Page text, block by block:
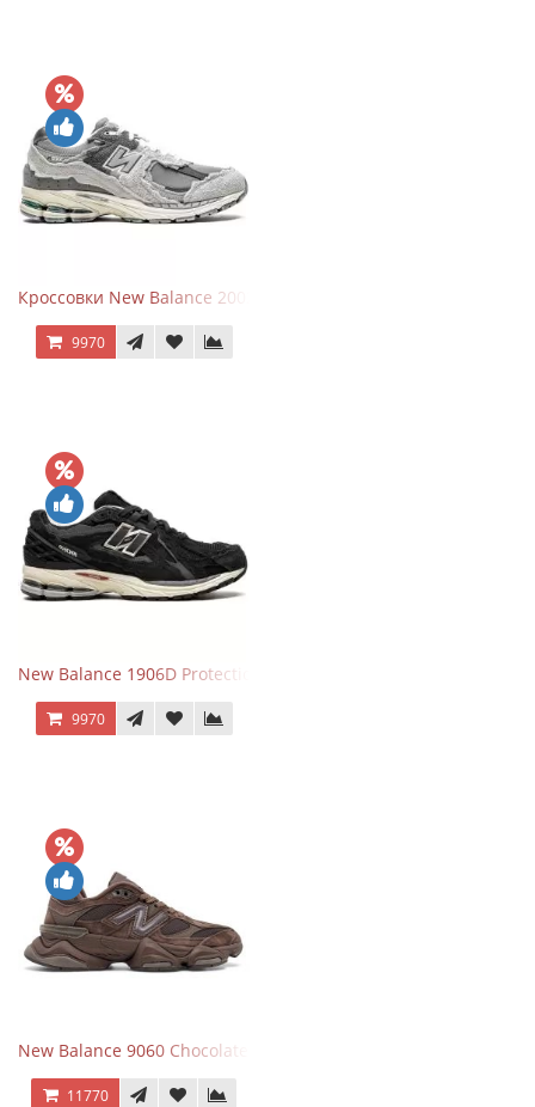
Кроссовки New Balance 2002R Protection Pack Grey
9970
New Balance 1906D Protection Pack Black черные
9970
New Balance 9060 Chocolate Brown
11770